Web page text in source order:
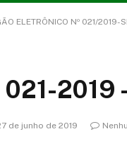
ELETRÔNICO Nº 021/2019-
2019
de junho de 2019